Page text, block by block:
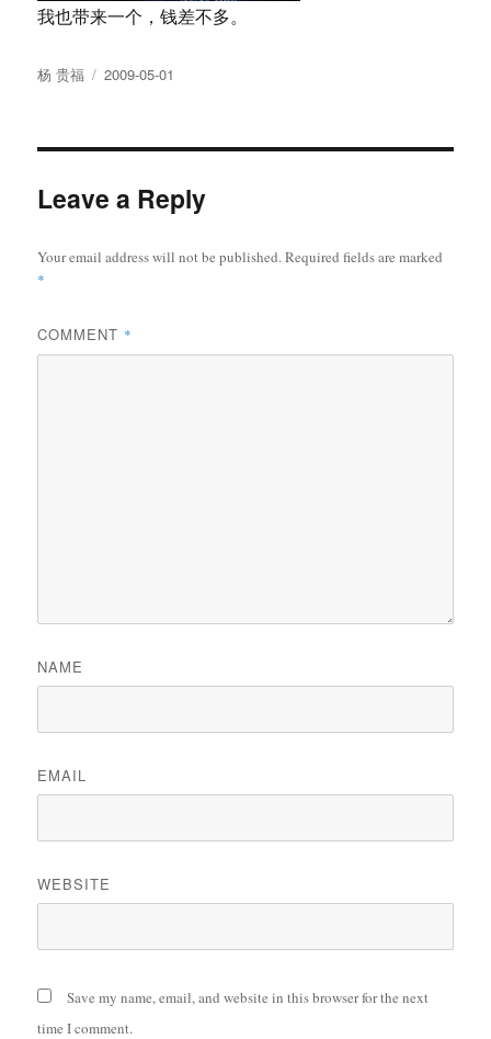
我也带来一个，钱差不多。
Author
杨 贵福
Posted
2009-05-01
Leave a Reply
Your email address will not be published.Required fields are marked
*
COMMENT *
NAME
EMAIL
WEBSITE
Save my name, email, and website in this browser for the next
time I comment.